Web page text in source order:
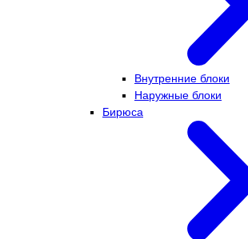
Внутренние блоки
Наружные блоки
Бирюса